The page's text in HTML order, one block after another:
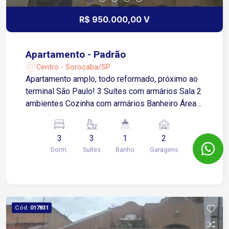
R$ 950.000,00 V
Apartamento - Padrão
Centro - Sorocaba/SP
Apartamento amplo, todo reformado, próximo ao
terminal São Paulo! 3 Suítes com armários Sala 2
ambientes Cozinha com armários Banheiro Área
garagem cobertas * Dormitório com piso tacão!
Condomínio com: Churrasqueira Piscina Salão de
festa Salão de jogos Quadra
3
Dorm.
3
Suítes
1
Banho
2
Garagens
Cód. 017831